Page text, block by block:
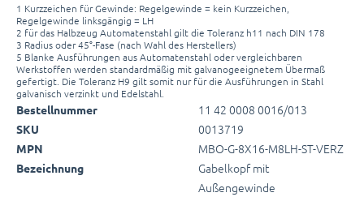
1 Kurzzeichen für Gewinde: Regelgewinde = kein Kurzzeichen,
Regelgewinde linksgängig = LH
2 für das Halbzeug Automatenstahl gilt die Toleranz h11 nach DIN 178
3 Radius oder 45°-Fase (nach Wahl des Herstellers)
5 Blanke Ausführungen aus Automatenstahl oder vergleichbaren
Werkstoffen werden standardmäßig mit galvanogeeignetem Übermaß
gefertigt. Die Toleranz H9 gilt somit nur für die Ausführungen in Stahl
galvanisch verzinkt und Edelstahl.
Bestellnummer 11 42 0008 0016/013
SKU 0013719
MPN MBO-G-8X16-M8LH-ST-VERZ
Bezeichnung
Gabelkopf mit
Außengewinde